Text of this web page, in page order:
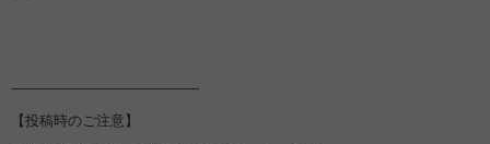
-------------------------------------------
【投稿時のご注意】